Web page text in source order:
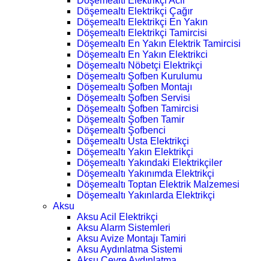
Döşemealtı Elektrikçi Çağır
Döşemealtı Elektrikçi En Yakın
Döşemealtı Elektrikçi Tamircisi
Döşemealtı En Yakın Elektrik Tamircisi
Döşemealtı En Yakın Elektrikci
Döşemealtı Nöbetçi Elektrikçi
Döşemealtı Şofben Kurulumu
Döşemealtı Şofben Montajı
Döşemealtı Şofben Servisi
Döşemealtı Şofben Tamircisi
Döşemealtı Şofben Tamir
Döşemealtı Şofbenci
Döşemealtı Usta Elektrikçi
Döşemealtı Yakın Elektrikçi
Döşemealtı Yakındaki Elektrikçiler
Döşemealtı Yakınımda Elektrikçi
Döşemealtı Toptan Elektrik Malzemesi
Döşemealtı Yakınlarda Elektrikçi
Aksu
Aksu Acil Elektrikçi
Aksu Alarm Sistemleri
Aksu Avize Montajı Tamiri
Aksu Aydınlatma Sistemi